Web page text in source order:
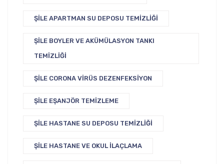
ŞILE APARTMAN SU DEPOSU TEMIZLIĞI
ŞILE BOYLER VE AKÜMÜLASYON TANKI
TEMIZLIĞI
ŞILE CORONA VIRÜS DEZENFEKSIYON
ŞILE EŞANJÖR TEMIZLEME
ŞILE HASTANE SU DEPOSU TEMIZLIĞI
ŞILE HASTANE VE OKUL İLAÇLAMA